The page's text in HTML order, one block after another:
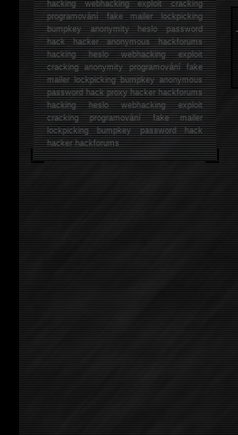
hackingwebhacking exploit cracking
programování fake mailer lockpicking
bumpkey anonymity heslo password
hackhacker anonymous hackforums
hackingheslo webhacking exploit
cracking anonymity programování fake
mailer lockpicking bumpkey anonymous
password hack proxy hacker hackforums
hacking heslo webhacking exploit
cracking programování fake mailer
lockpicking bumpkey password hack
hackerhackforums